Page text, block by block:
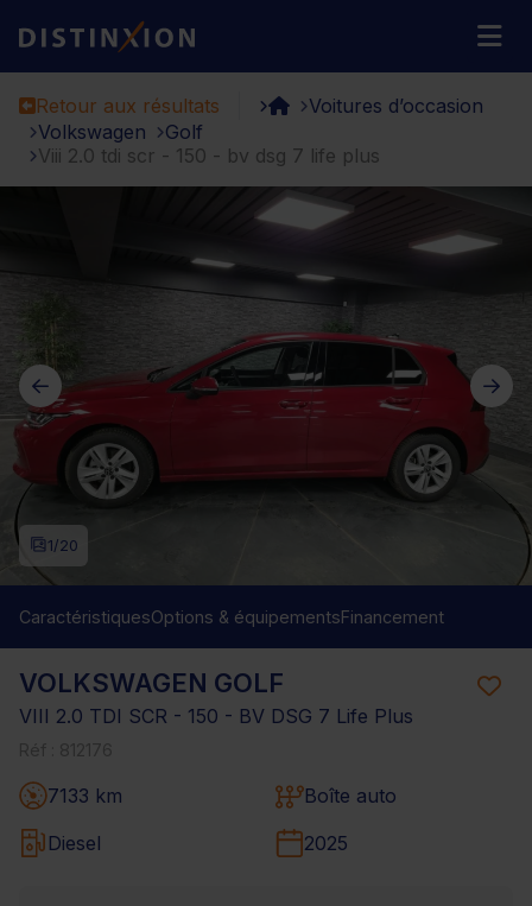
Distinxion
Retour aux résultats
Voitures d’occasion
Volkswagen
Golf
Viii 2.0 tdi scr - 150 - bv dsg 7 life plus
VOLKSWAGEN GOLF
VIII 2.0 TDI SCR - 150 - BV DSG 7 Life Plus
7133 km
Boîte auto
Diesel
2025
1/20
CaractéristiquesOptions & équipementsFinancement